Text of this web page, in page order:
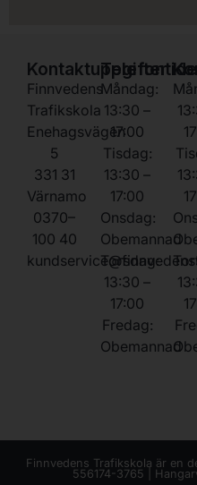
Kontaktuppgifter
Finnvedens
Trafikskola
Enehagsvägen
5
331 31
Värnamo
0370–
100 40
Måndag:
13:30 –
17:00
Tisdag:
13:30 –
17:00
Onsdag:
Obemannad
Torsdag:
13:30 –
17:00
Fredag:
Obemannad
Finnvedens Trafikskola är en
556174-3765 |